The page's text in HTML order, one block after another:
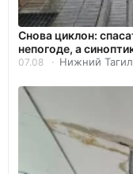
Снова циклон:
непогоде, а
07.08 Нижний Тагил